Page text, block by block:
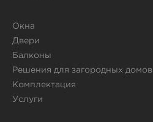
Окна
Двери
Балконы
Решения для загородных домов
Комплектация
Услуги